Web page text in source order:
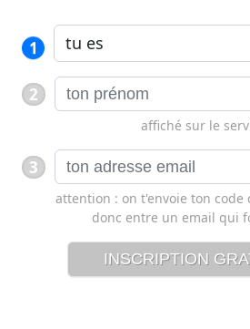
1
2
affiché sur le
3
attention : on t'envoie ton code
donc entre un email qui
INSCRIPTION